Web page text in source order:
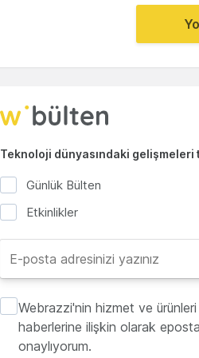
Teknoloji dünyasındaki gelişmeleri
Günlük Bülten
Etkinlikler
Webrazzi'nin hizmet ve
haberlerine ilişkin olarak
onaylıyorum.